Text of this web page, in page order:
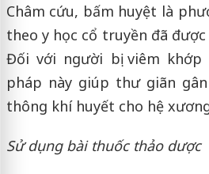
Châm cứu, bấm huyệt là
theo y học cổ truyền đã
Đối với người bị viêm khớp
pháp này giúp thư giãn
thông khí huyết cho hệ
Sử dụng bài thuốc thảo dược